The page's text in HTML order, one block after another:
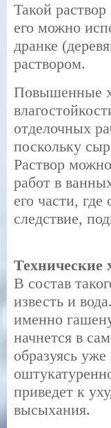
Такой
его можно
дранке
раствором.
Повышенные
отделочных
поскольку
Раствор
работ в
его части,
следствие,
Технические
В состав
известь и
именно
начнется в
образуясь
приведет к
высыхания.